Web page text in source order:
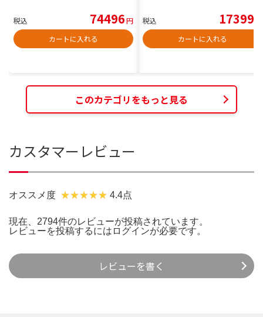
税込 74496円
カートに入れる
税込 17399
カートに入れる
このカテゴリをもっと見る
カスタマーレビュー
オススメ度 4.4点
現在、2794件のレビューが投稿されています。
レビューを投稿するには ログインが必要です。
レビューを書く